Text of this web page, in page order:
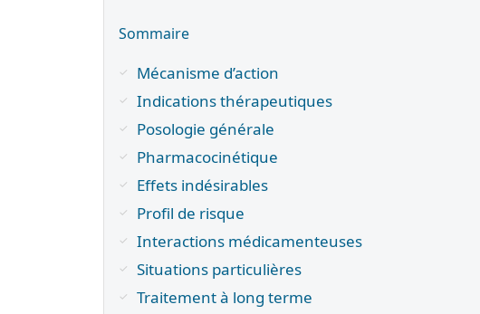
Sommaire
Mécanisme d’action
Indications thérapeutiques
Posologie générale
Pharmacocinétique
Effets indésirables
Profil de risque
Interactions médicamenteuses
Situations particulières
Traitement à long terme